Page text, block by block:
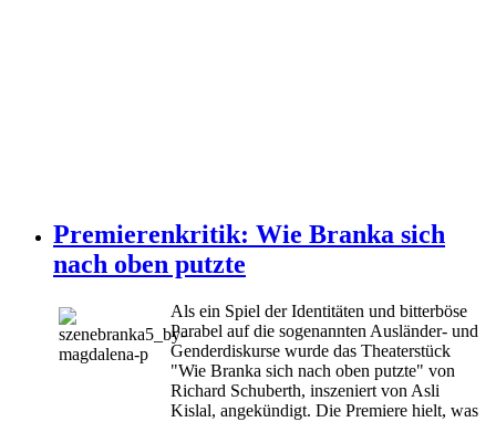
Premierenkritik: Wie Branka sich
nach oben putzte
Als ein Spiel der Identitäten und bitterböse
Parabel auf die sogenannten Ausländer- und
Genderdiskurse wurde das Theaterstück
"Wie Branka sich nach oben putzte" von
Richard Schuberth, inszeniert von Asli
Kislal, angekündigt. Die Premiere hielt, was